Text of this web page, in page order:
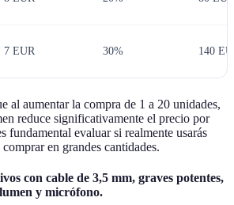
7 EUR 30% 140
al aumentar la compra de 1 a 20 unidades,
reduce significativamente el precio por
fundamental evaluar si realmente usarás
en grandes cantidades.
con cable de 3,5 mm, graves potentes,
y micrófono.